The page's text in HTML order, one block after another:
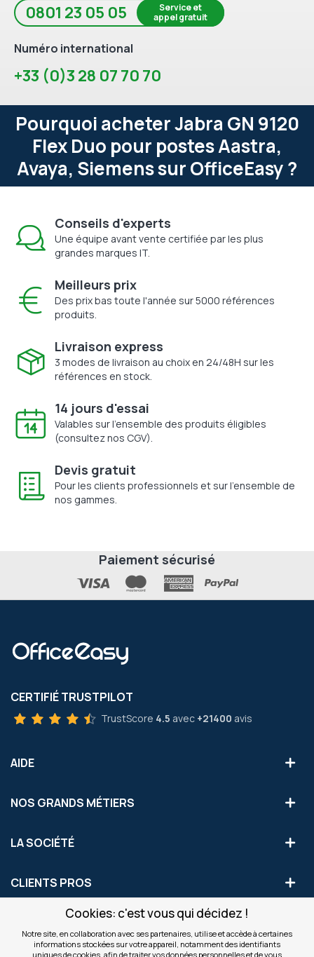
Cookies: c'est vous qui décidez !
Notre site, en collaboration avec ses partenaires, utilise et accède à certaines
informations stockées sur votre appareil, notamment des identifiants
uniques de cookies, afin de traiter vos données personnelles et de vous
0801 23 05 05
Service et
appel gratuit
Numéro international
+33 (0)3 28 07 70 70
Pourquoi acheter Jabra GN 9120
Flex Duo pour postes Aastra,
Avaya, Siemens sur OfficeEasy ?
Conseils d'experts
Une équipe avant vente certifiée par les plus
grandes marques IT.
Meilleurs prix
Des prix bas toute l'année sur 5000 références
produits.
Livraison express
3 modes de livraison au choix en 24/48H sur les
références en stock.
14 jours d'essai
Valables sur l'ensemble des produits éligibles
(consultez nos CGV).
Devis gratuit
Pour les clients professionnels et sur l'ensemble de
nos gammes.
Paiement sécurisé
CERTIFIÉ TRUSTPILOT
TrustScore 4.5 avec +21400 avis
AIDE
NOS GRANDS MÉTIERS
LA SOCIÉTÉ
CLIENTS PROS
S'INSCRIRE AUX OFFRES COMMERCIALES
Inscription